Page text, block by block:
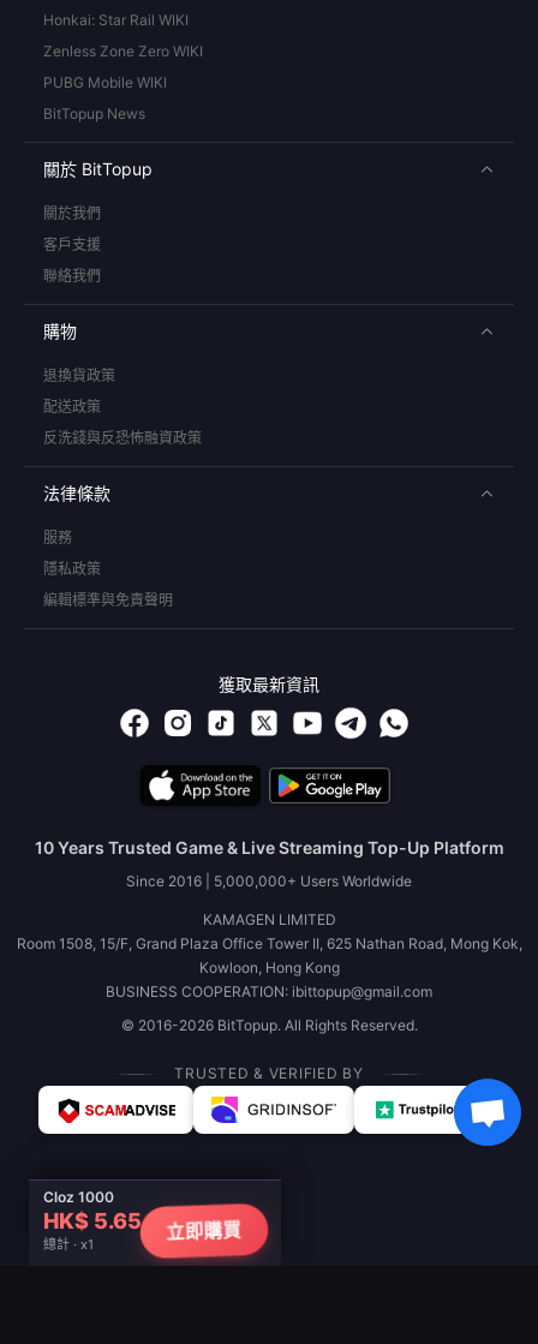
Cloz 1000
HK$ 5.65
總計 · x1
立即購買
Honkai: Star Rail WIKI
Zenless Zone Zero WIKI
PUBG Mobile WIKI
BitTopup News
關於 BitTopup
關於我們
客戶支援
聯絡我們
購物
退換貨政策
配送政策
反洗錢與反恐怖融資政策
法律條款
服務
隱私政策
編輯標準與免責聲明
獲取最新資訊
10 Years Trusted Game & Live Streaming Top-Up Platform
Since 2016 | 5,000,000+ Users Worldwide
KAMAGEN LIMITED
Room 1508, 15/F, Grand Plaza Office Tower II, 625 Nathan Road, Mong Kok,
Kowloon, Hong Kong
BUSINESS COOPERATION: ibittopup@gmail.com
© 2016-2026 BitTopup. All Rights Reserved.
TRUSTED & VERIFIED BY